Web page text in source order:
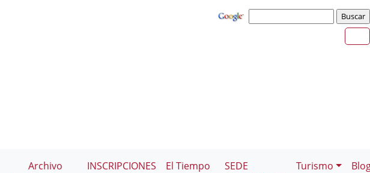
Archivo
INSCRIPCIONES
El Tiempo
SEDE
Turismo